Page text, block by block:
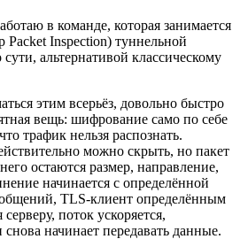
в команде, которая занимается
Packet Inspection) туннельной
альтернативой классическому
этим всерьёз, довольно быстро
вещь: шифрование само по себе
трафик нельзя распознать.
можно скрыть, но пакет
остаются размер, направление,
начинается с определённой
TLS-клиент определённым
поток ускоряется,
снова начинает передавать данные.